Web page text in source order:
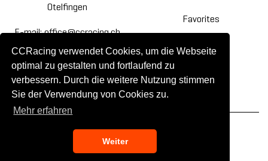
CCRacing verwendet Cookies, um die Webseite
optimal zu gestalten und fortlaufend zu
verbessern. Durch die weitere Nutzung stimmen
Sie der Verwendung von Cookies zu.
Mehr erfahren
Weiter
Otelfingen
E-mail: office@ccracing.ch
Tel: +41(0)44 820 30 20
Favorites
© 2019 CC Racing. All rights reserved.